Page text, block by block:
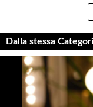
Dalla stessa